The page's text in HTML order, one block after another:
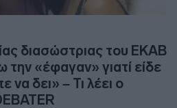
διασώστριας του ΕΚΑΒ
«έφαγαν» γιατί είδε
να δει» – Τι λέει ο